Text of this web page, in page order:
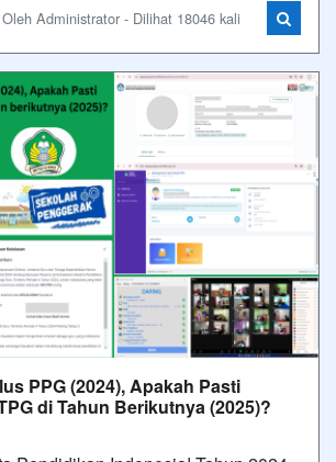
Administrator - Dilihat 18046 kali
PPG (2024), Apakah Pasti
di Tahun Berikutnya (2025)?